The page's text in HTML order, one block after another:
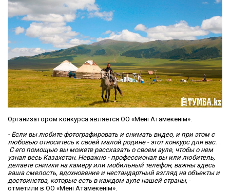
Организатором конкурса является ОО «Менің Атамекенім».
- Если вы любите фотографировать и снимать видео, и при этом с
любовью относитесь к своей малой родине - этот конкурс для вас.
С его помощью вы можете рассказать о своем ауле, чтобы о нем
узнал весь Казахстан. Неважно - профессионал вы или любитель,
делаете снимки на камеру или мобильный телефон, важны здесь
ваша смелость, вдохновение и нестандартный взгляд на объекты и
достоинства, которые есть в каждом ауле нашей страны, -
отметили в ОО «Менің Атамекенім».